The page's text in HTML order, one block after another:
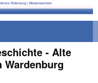
- Alte
Wardenburg